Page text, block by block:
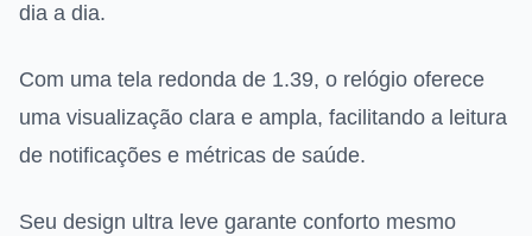
dia a dia.
Com uma tela redonda de 1.39, o relógio oferece
uma visualização clara e ampla, facilitando a leitura
de notificações e métricas de saúde.
Seu design ultra leve garante conforto mesmo